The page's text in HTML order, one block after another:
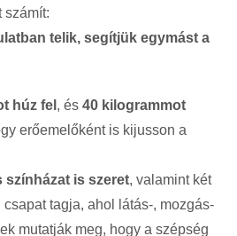
számít:
telik, segítjük egymást a
húz fel , és 40 kilogrammot
erőemelőként is kijusson a
színházat is szeret, valamint két
csapat tagja, ahol látás-, mozgás-
mutatják meg, hogy a szépség